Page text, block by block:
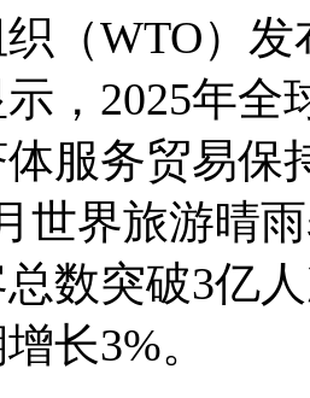
（WTO）
，2025年全
服务贸易保
月世界旅游晴
数突破3亿
长3%。